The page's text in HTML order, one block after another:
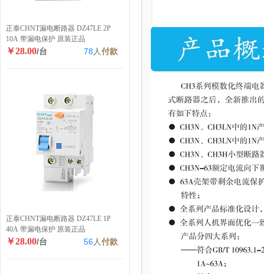
正泰CHNT漏电断路器 DZ47LE 2P
10A 带漏电保护 原装正品
￥28.00/台 78 人付款
正泰CHNT漏电断路器 DZ47LE 1P
40A 带漏电保护 原装正品
￥28.00/台 56人付款